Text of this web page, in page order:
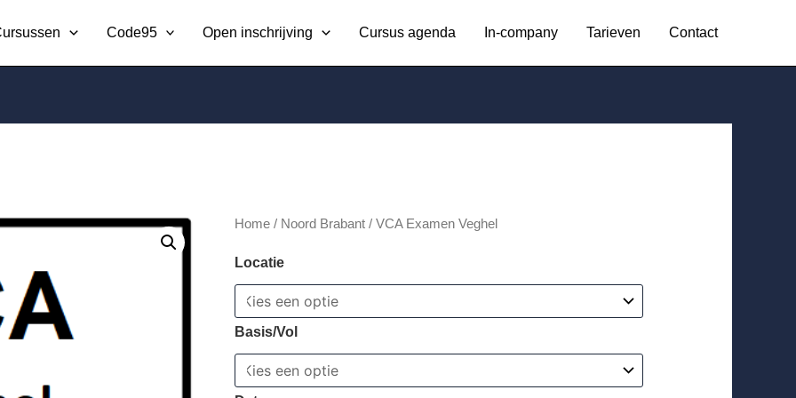
Code95 Open inschrijving Cursus agenda In-company Tarieven Contact
Home / Noord Brabant / VCA Examen Veghel
Locatie
Basis/Vol
VCA
Veghel
aantal